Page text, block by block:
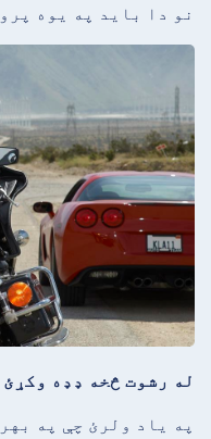
نو دا باید په یوه
له رشوت څخه ډډه وکړئ
په یاد ولرئ چې په